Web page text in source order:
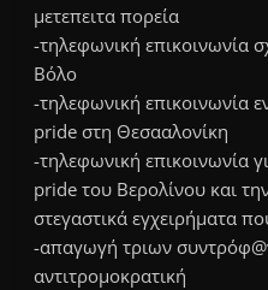
μετεπειτα πορεία
-τηλεφωνική επικοινωνία
Βόλο
-τηλεφωνική επικοινωνία
pride στη Θεσααλονίκη
-τηλεφωνική επικοινωνία
pride του Βερολίνου και
στεγαστικά εγχειρήματα
-απαγωγή τριων
αντιτρομοκρατική